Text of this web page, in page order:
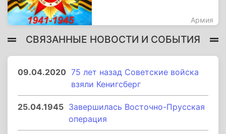
Армия
СВЯЗАННЫЕ НОВОСТИ И СОБЫТИЯ
09.04.2020 75 лет назад Советские войска
взяли Кенигсберг
25.04.1945 Завершилась Восточно-Прусская
операция